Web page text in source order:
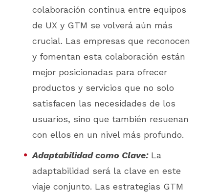
colaboración continua entre equipos
de UX y GTM se volverá aún más
crucial. Las empresas que reconocen
y fomentan esta colaboración están
mejor posicionadas para ofrecer
productos y servicios que no solo
satisfacen las necesidades de los
usuarios, sino que también resuenan
con ellos en un nivel más profundo.
Adaptabilidad como Clave:La
adaptabilidad será la clave en este
viaje conjunto. Las estrategias GTM